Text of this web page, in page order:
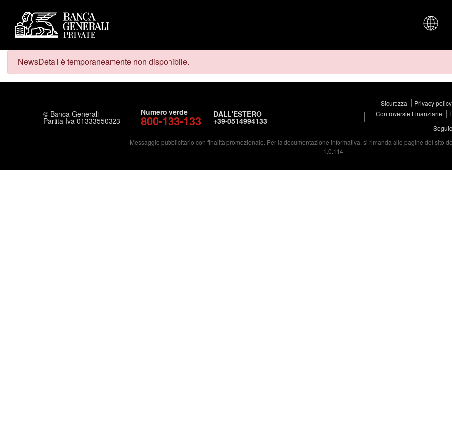
NewsDetail è temporaneamente non disponibile.
© Banca Generali
Partita Iva 01333550323
Numero verde
800-133-133 DALL'ESTERO
+39-0514994133
Sicurezza Privacy policy
Controversie Finanziarie
Messaggio pubblicitario con finalità promozionale. Per la documentazione informativa, si rimanda alle pagine del sito
1.0.114